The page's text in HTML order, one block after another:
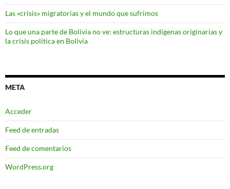
Las «crisis» migratorias y el mundo que sufrimos
Lo que una parte de Bolivia no ve: estructuras indígenas originarias y
la crisis política en Bolivia
META
Acceder
Feed de entradas
Feed de comentarios
WordPress.org